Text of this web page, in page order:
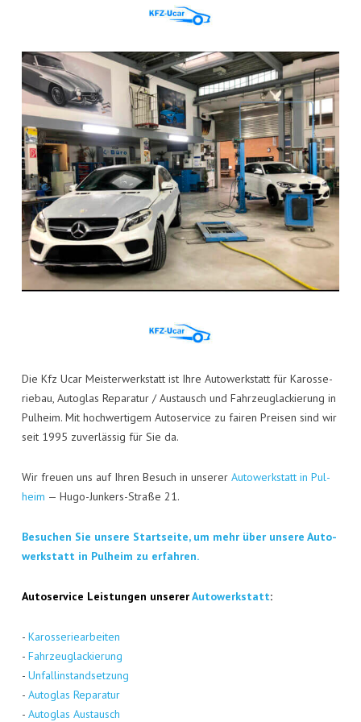
Die Kfz Ucar Meis­ter­werk­statt ist Ihre Auto­werk­statt für Karos­se­
rie­bau, Auto­glas Repa­ra­tur / Aus­tausch und Fahr­zeug­la­ckie­rung in
Pul­heim. Mit hoch­wer­ti­gem Auto­ser­vice zu fai­ren Prei­sen sind wir
seit 1995 zuver­läs­sig für Sie da.
Wir freu­en uns auf Ihren Besuch in unse­rer Auto­werk­statt in Pul­
heim — Hugo-Jun­kers-Stra­ße 21.
Besu­chen Sie unse­re Start­sei­te, um mehr über unse­re Auto­
werk­statt in Pul­heim zu erfahren.
Auto­ser­vice Leis­tun­gen unse­rerAuto­werk­statt:
- Karos­se­rie­ar­bei­ten
- Fahr­zeug­la­ckie­rung
- Unfall­in­stand­set­zung
- Auto­glas Repa­ra­tur
- Auto­glas Aus­tausch